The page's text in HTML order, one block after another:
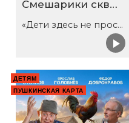
Смешарики сквозь вселенные
«Дети здесь не просто так»
ДЕТЯМ
ПУШКИНСКАЯ КАРТА